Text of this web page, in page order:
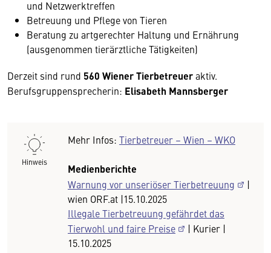
und Netzwerktreffen
Betreuung und Pflege von Tieren
Beratung zu artgerechter Haltung und Ernährung
(ausgenommen tierärztliche Tätigkeiten)
Derzeit sind rund 560 Wiener Tierbetreueraktiv.
Berufsgruppensprecherin: Elisabeth Mannsberger
Hinweis
Mehr Infos: Tierbetreuer – Wien – WKO
Medienberichte
Warnung vor unseriöser Tierbetreuung
|
wien ORF.at |15.10.2025
Illegale Tierbetreuung gefährdet das
Tierwohl und faire Preise
| Kurier |
15.10.2025